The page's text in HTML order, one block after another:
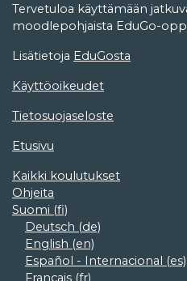
Tervetuloa käyttämään
moodlepohjaista EduGo-
Lisätietoja EduGosta
Käyttöoikeudet
Tietosuojaseloste
Etusivu
Kaikki koulutukset
Ohjeita
Suomi ‎(fi)‎
Deutsch ‎(de)‎
English ‎(en)‎
Español - Internacional ‎(es)‎
Français ‎(fr)‎